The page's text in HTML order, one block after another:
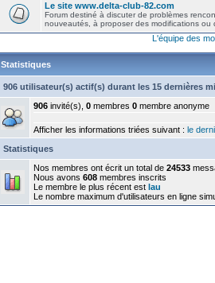
Le site www.delta-club-82.com
Forum destiné à discuter de problèmes
nouveautés, à proposer des modifications ou
L'équipe des
Statistiques
906 utilisateur(s) actif(s) durant les 15 dernières
906 invité(s), 0 membres 0 membre anonyme
Afficher les informations triées suivant : le
Statistiques
Nos membres ont écrit un total de 24533
Nous avons 608 membres inscrits
Le membre le plus récent est lau
Le nombre maximum d'utilisateurs en ligne